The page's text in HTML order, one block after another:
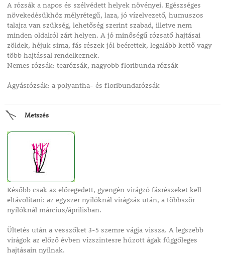
A rózsák a napos és szélvédett helyek növényei. Egészséges
növekedésükhöz mélyrétegű, laza, jó vízelvezető, humuszos
talajra van szükség, lehetőség szerint szabad, illetve nem
minden oldalról zárt helyen. A jó minőségű rózsatő hajtásai
zöldek, héjuk sima, fás részek jól beérettek, legalább kettő vagy
több hajtással rendelkeznek.
Nemes rózsák: tearózsák, nagyobb floribunda rózsák
Ágyásrózsák: a polyantha- és floribundarózsák
Metszés
Később csak az elöregedett, gyengén virágzó fásrészeket kell
eltávolítani: az egyszer nyílóknál virágzás után, a többször
nyílóknál március/áprilisban.
Ültetés után a vesszőket 3-5 szemre vágja vissza. A legszebb
virágok az előző évben vízszintesre húzott ágak függőleges
hajtásain nyílnak.